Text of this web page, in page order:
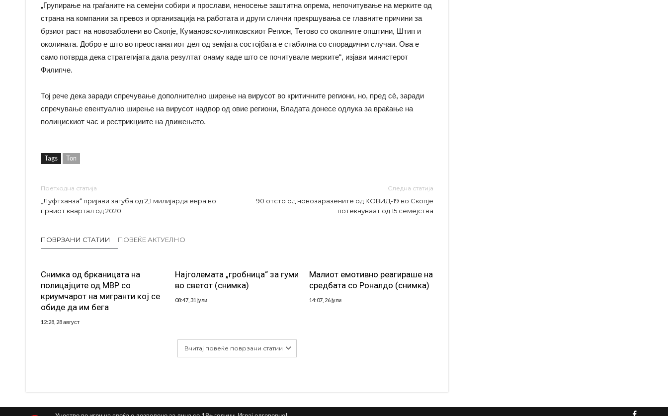
„Групирање на граѓаните на семејни собири и прослави, неносење заштитна опрема, непочитување на мерките од
страна на компании за превоз и организација на работата и други слични прекршувања се главните причини за
брзиот раст на новозаболени во Скопје, Кумановско-липковскиот Регион, Тетово со околните општини, Штип и
околината. Добро е што во преостанатиот дел од земјата состојбата е стабилна со спорадични случаи. Ова е
само потврда дека стратегијата дала резултат онаму каде што се почитувале мерките“, изјави министерот
Филипче.
Тој рече дека заради спречување дополнително ширење на вирусот во критичните региони, но, пред сè, заради
спречување евентуално ширење на вирусот надвор од овие региони, Владата донесе одлука за враќање на
полицискиот час и рестрикциите на движењето.
Tags Топ
Претходна статија
„Луфтханза“ пријави загуба од 2,1 милијарда евра во
првиот квартал од 2020
Следна статија
90 отсто од новозаразените од КОВИД-19 во Скопје
потекнуваат од 15 семејства
ПОВРЗАНИ СТАТИИ ПОВЕЌЕ АКТУЕЛНО
Снимка од брканицата на
полицајците од МВР со
криумчарот на мигранти кој се
обиде да им бега
12:28, 28 август
Најголемата „гробница“ за гуми
во светот (снимка)
08:47, 31 јули
Малиот емотивно реагираше на
средбата со Роналдо (снимка)
14:07, 26 јули
Вчитај повеќе поврзани статии